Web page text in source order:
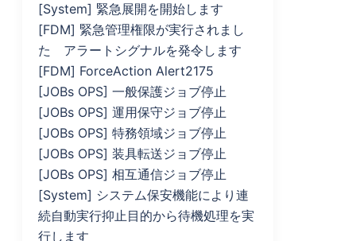
[System] 緊急展開を開始します
[FDM] 緊急管理権限が実行されまし
た アラートシグナルを発令します
[FDM] ForceAction Alert2175
[JOBs OPS] 一般保護ジョブ停止
[JOBs OPS] 運用保守ジョブ停止
[JOBs OPS] 特務領域ジョブ停止
[JOBs OPS] 装具転送ジョブ停止
[JOBs OPS] 相互通信ジョブ停止
[System] システム保安機能により連
続自動実行抑止目的から待機処理を実
行します